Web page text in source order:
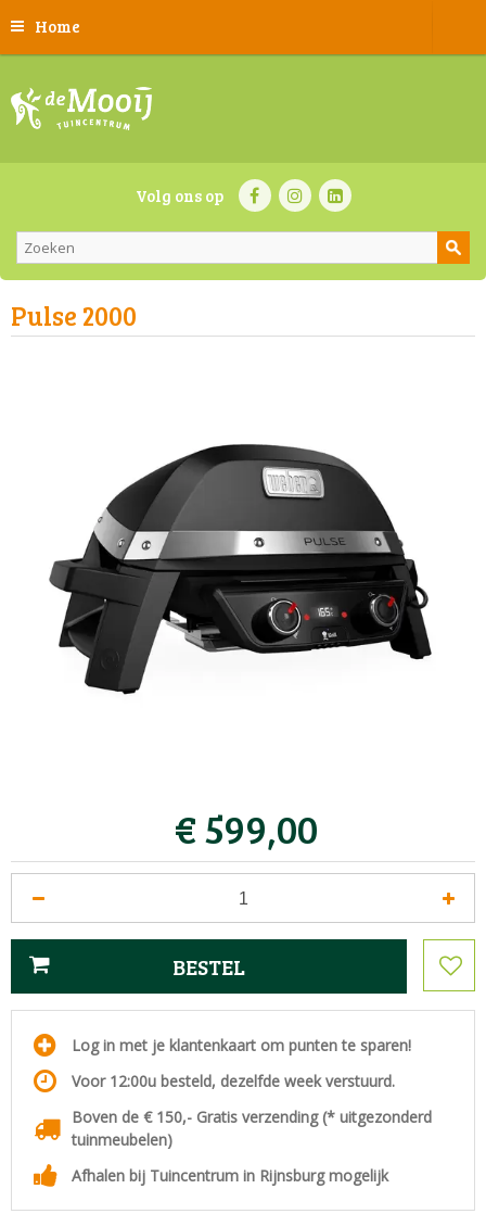
Home
Volg ons op
Pulse 2000
€599,00
Log in met je klantenkaart om punten te sparen!
Voor 12:00u besteld, dezelfde week verstuurd.
Boven de € 150,- Gratis verzending (* uitgezonderd
tuinmeubelen)
Afhalen bij Tuincentrum in Rijnsburg mogelijk